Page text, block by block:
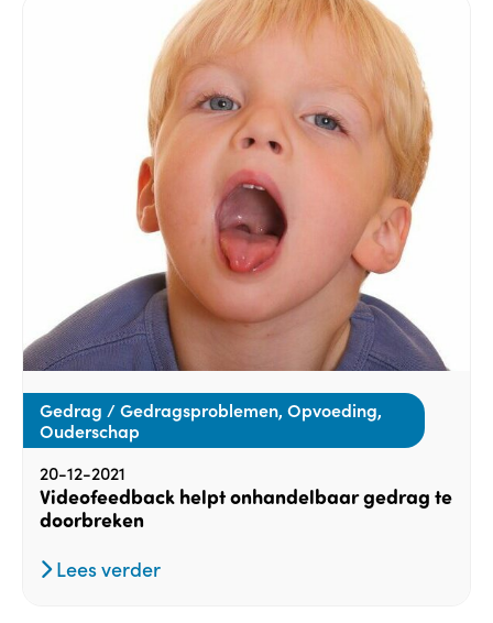
Gedrag / Gedragsproblemen, Opvoeding,
Ouderschap
20-12-2021
Videofeedback helpt onhandelbaar gedrag te
doorbreken
Lees verder